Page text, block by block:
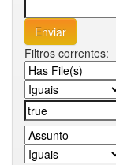
Filtros correntes: